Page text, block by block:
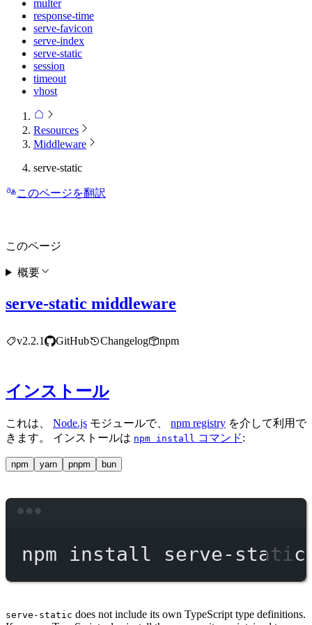
multer
response-time
serve-favicon
serve-index
serve-static
session
timeout
vhost
Resources
Middleware
serve-static
このページを翻訳
serve-static middleware
v2.2.1 GitHub Changelog npm
インストール
これは、 Node.js モジュールで、 npm registry を介して利用で
きます。 インストールは npm install コマンド:
npm yarn pnpm bun
npm install serve-static
serve-static does not include its own TypeScript type definitions.
このページ
概要